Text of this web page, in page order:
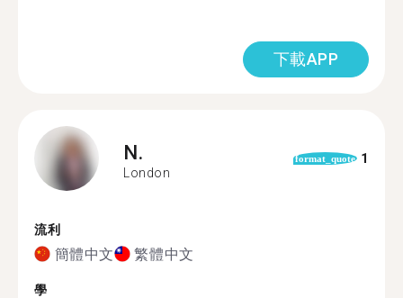
下載APP
N.
London
format_quote 1
流利
簡體中文 繁體中文
學